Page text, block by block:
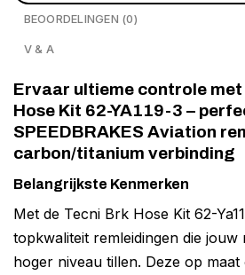
BEOORDELINGEN (0)
V & A
Ervaar ultieme controle met
Hose Kit 62-YA119-3 –
SPEEDBRAKES Aviation
carbon/titanium verbinding
Belangrijkste Kenmerken
Met de Tecni Brk Hose Kit 62-
topkwaliteit remleidingen die
hoger niveau tillen. Deze op maat